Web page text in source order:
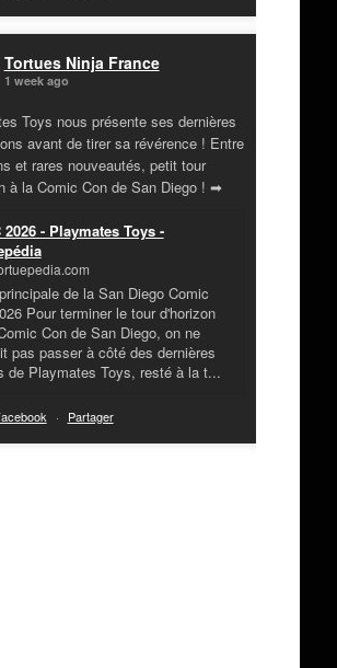
Tortues Ninja France
1 week ago
Toys nous présente ses dernières
avant de tirer sa révérence ! Entre
et rares nouveautés, petit tour
à la Comic Con de San Diego ! ➡
2026 - Playmates Toys -
de la San Diego Comic
Pour terminer le tour d'horizon
Con de San Diego, on ne
pas passer à côté des dernières
de Playmates Toys, resté à la t...
· Partager